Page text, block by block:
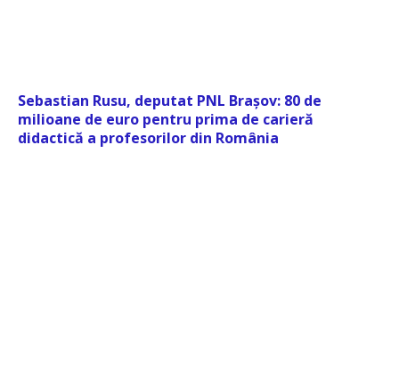
Sebastian Rusu, deputat PNL Brașov: 80 de
milioane de euro pentru prima de carieră
didactică a profesorilor din România